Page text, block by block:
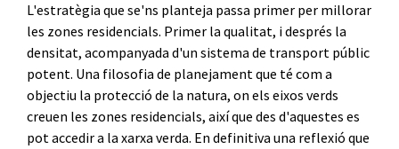
L'estratègia que se'ns planteja passa primer per millorar
les zones residencials. Primer la qualitat, i després la
densitat, acompanyada d'un sistema de transport públic
potent. Una filosofia de planejament que té com a
objectiu la protecció de la natura, on els eixos verds
creuen les zones residencials, així que des d'aquestes es
pot accedir a la xarxa verda. En definitiva una reflexió que